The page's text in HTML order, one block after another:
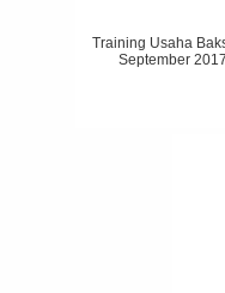
Training Usaha
September 2017